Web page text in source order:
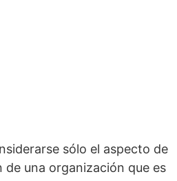
sólo el aspecto de
una organización que es